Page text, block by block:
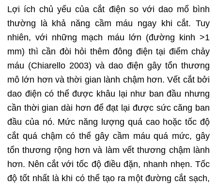
Lợi ích chủ yếu của cắt điện so với dao mổ bình
thường là khả năng cầm máu ngay khi cắt. Tuy
nhiên, với những mạch máu lớn (đường kinh >1
mm) thì cần đòi hỏi thêm đông điện tại điểm chảy
máu (Chiarello 2003) và dao điện gây tổn thương
mô lớn hơn và thời gian lành chậm hơn. Vết cắt bởi
dao điện có thể được khâu lại như ban đầu nhưng
cần thời gian dài hơn để đạt lại được sức căng ban
đầu của nó. Mức năng lượng quá cao hoặc tốc độ
cắt quá chậm có thể gây cầm máu quá mức, gây
tổn thương rộng hơn và làm vết thương chậm lành
hơn. Nên cắt với tốc độ điều đặn, nhanh nhẹn. Tốc
độ tốt nhất là khi có thể tạo ra một đường cắt sạch,